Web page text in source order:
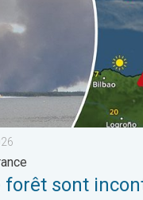
forêt sont